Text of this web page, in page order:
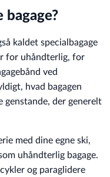
kaldet specialbagage
for uhåndterlig, for
ved
hvad bagagen
der generelt
med dine egne ski,
uhåndterlig bagage.
og paraglidere